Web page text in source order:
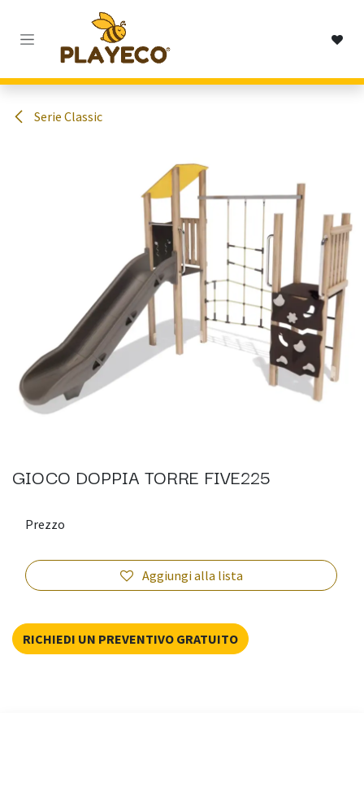
Passa al contenuto
Serie Classic
GIOCO DOPPIA TORRE FIVE225
Aggiungi alla lista
Prezzo
RICHIEDI UN PREVENTIVO GRATUITO